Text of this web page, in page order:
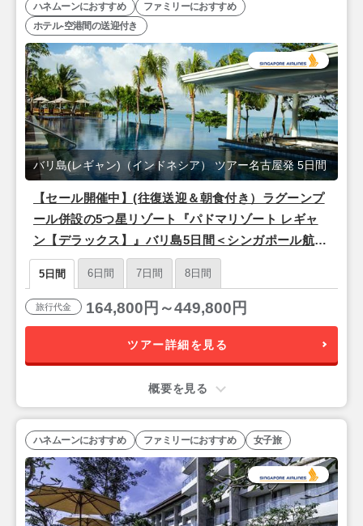
【セール開催中】(往復送迎＆朝食付き）ラグーンプ
ール併設の5つ星リゾート『パドマリゾート レギャ
ン【デラックス】』バリ島5日間＜シンガポール航
空/名古屋発＞
バリ島(レギャン)（インドネシア） ツアー名古屋発 5日間
ハネムーンにおすすめ
ファミリーにおすすめ
ホテル-空港間の送迎付き
5日間 6日間 7日間 8日間
旅行代金 164,800円～449,800円
ツアー詳細を見る
概要を見る
ハネムーンにおすすめ ファミリーにおすすめ 女子旅